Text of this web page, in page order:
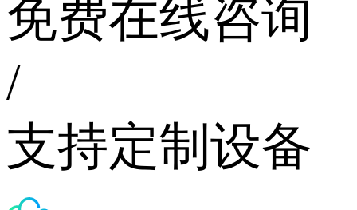
免费在线咨询
/
支持定制设备